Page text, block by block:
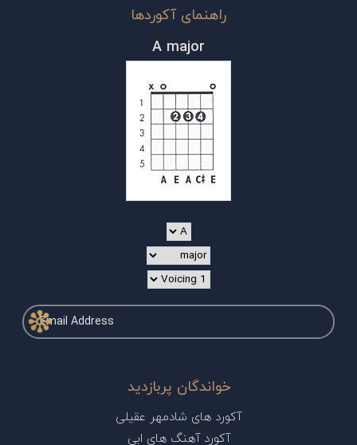
راهنمای آکوردها
A major
خواندگان پربازدید
آکورد های شادمهر عقیلی
آکورد آهنگ های ابی